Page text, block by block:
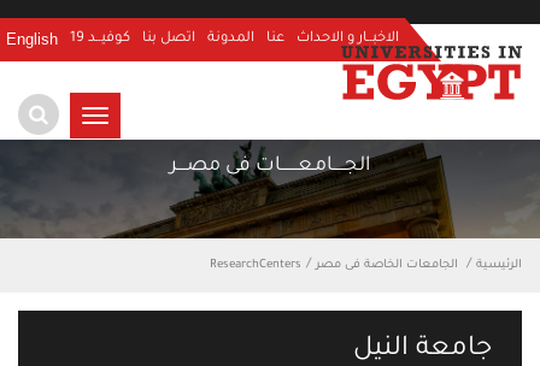
الاخبــار و الاحداث عنا المدونة اتصل بنا كوفيــد 19 English
TOGGLE
NAVIGATION
الجـــــامـعـــــــات فى مصــــر
الرئيسية الجامعات الخاصة فى مصر ResearchCenters
جامعة النيل